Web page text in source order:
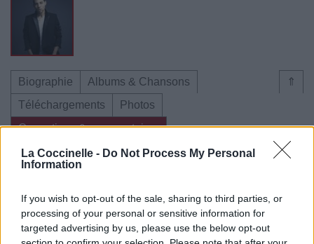
La Coccinelle - Do Not Process My Personal
Information
If you wish to opt-out of the sale, sharing to third parties, or
processing of your personal or sensitive information for
targeted advertising by us, please use the below opt-out
⇑
Biographie
Albums & Chansons
Téléchargements
Photos
Corrections & commentaires
Dire «merci» pour cette traduction